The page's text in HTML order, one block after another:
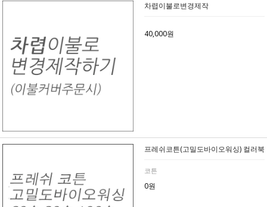
차렵이불로변경제작
40,000원
프레쉬코튼(고밀도바이오워싱) 컬러북
코튼
0원